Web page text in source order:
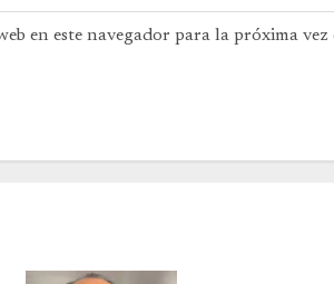
en este navegador para la próxima vez